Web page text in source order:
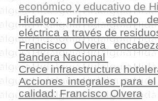
económico y educativo de
Hidalgo: primer estado
eléctrica a través de
Francisco Olvera
Bandera Nacional
Crece infraestructura
Acciones integrales para
calidad: Francisco Olvera